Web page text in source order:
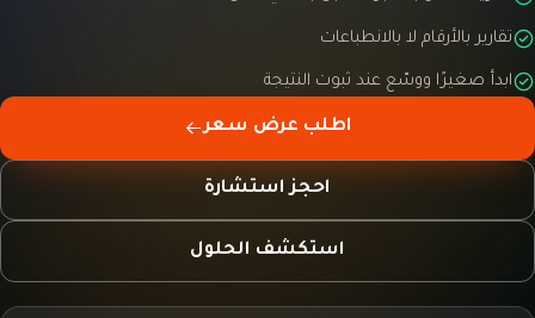
تقارير بالأرقام لا بالانطباعات
ابدأ صغيرًا ووسّع عند ثبوت النتيجة
اطلب عرض سعر
احجز استشارة
استكشف الحلول